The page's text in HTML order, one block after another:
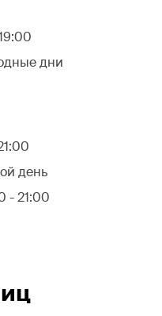
дни
день
- 21:00